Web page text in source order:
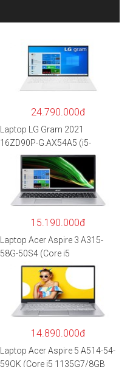
24.790.000đ
Laptop LG Gram 2021
16ZD90P-G.AX54A5 (i5-
1135G7/8GB RAM/512GB
SSD/16″WQXGA/Dos/Trắng)
15.190.000đ
Laptop Acer Aspire 3 A315-
58G-50S4 (Core i5
1135G7/8GB
RAM/512GB/15.6″FHD/MX35
0 2GB/Win 10/Bạc)
14.890.000đ
Laptop Acer Aspire 5 A514-54-
59QK (Core i5 1135G7/8GB